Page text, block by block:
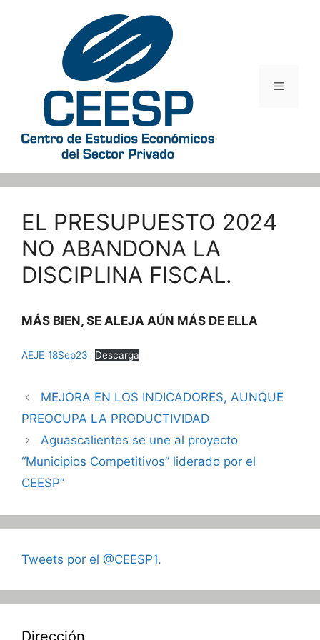
Menú
EL PRESUPUESTO 2024
NO ABANDONA LA
DISCIPLINA FISCAL.
MÁS BIEN, SE ALEJA AÚN MÁS DE ELLA
AEJE_18Sep23 Descarga
MEJORA EN LOS INDICADORES, AUNQUE
PREOCUPA LA PRODUCTIVIDAD
Aguascalientes se une al proyecto
“Municipios Competitivos” liderado por el
CEESP”
Tweets por el @CEESP1.